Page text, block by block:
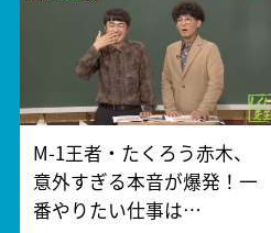
M-1王者・たくろう赤木、
意外すぎる本音が爆発！一
番やりたい仕事は…